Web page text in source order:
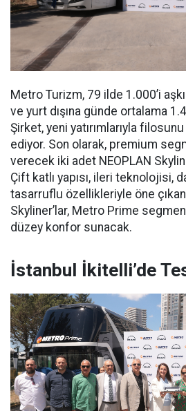
Metro Turizm, 79 ilde 1.000’i
ve yurt dışına günde ortalama
Şirket, yeni yatırımlarıyla
ediyor. Son olarak, premium
verecek iki adet NEOPLAN
Çift katlı yapısı, ileri teknolojisi,
tasarruflu özellikleriyle öne çıkan
Skyliner’lar, Metro Prime
düzey konfor sunacak.
İstanbul İkitelli’de